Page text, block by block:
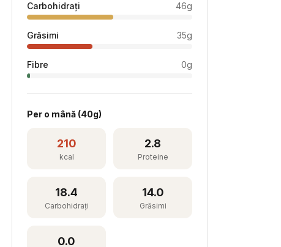
Carbohidrați 46g
Grăsimi 35g
Fibre 0g
Per o mână (40g)
210
kcal
2.8
Proteine
18.4
Carbohidrați
14.0
Grăsimi
0.0